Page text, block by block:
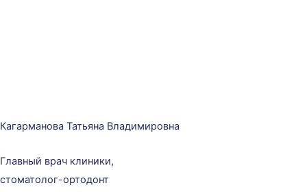
Кагарманова Татьяна Владимировна
Главный врач клиники,
стоматолог-ортодонт